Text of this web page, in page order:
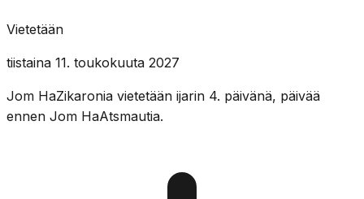
Vietetään
tiistaina 11. toukokuuta 2027
Jom HaZikaronia vietetään ijarin 4. päivänä, päivää
ennen Jom HaAtsmautia.